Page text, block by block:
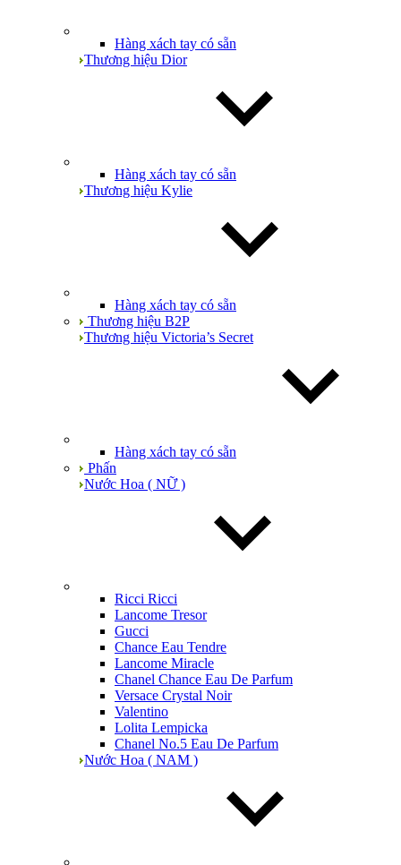
Hàng xách tay có sẵn
Thương hiệu Dior
Hàng xách tay có sẵn
Thương hiệu Kylie
Hàng xách tay có sẵn
Thương hiệu B2P
Thương hiệu Victoria’s Secret
Hàng xách tay có sẵn
Phấn
Nước Hoa ( NỮ )
Ricci Ricci
Lancome Tresor
Gucci
Chance Eau Tendre
Lancome Miracle
Chanel Chance Eau De Parfum
Versace Crystal Noir
Valentino
Lolita Lempicka
Chanel No.5 Eau De Parfum
Nước Hoa ( NAM )